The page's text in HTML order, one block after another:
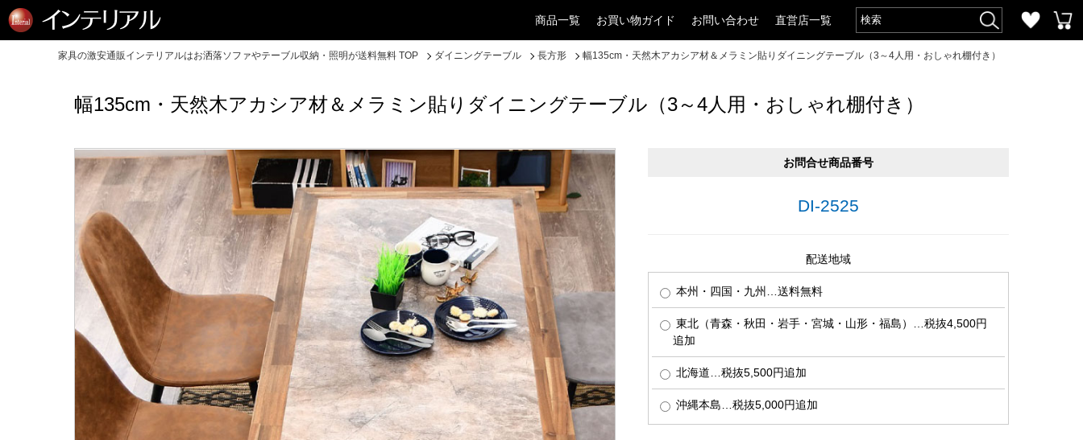
商品一覧 お買い物ガイド お問い合わせ 直営店一覧
家具の激安通販インテリアルはお洒落ソファやテーブル収納・照明が送料無料 TOP ダイニングテーブル 長方形 幅135cm・天然木アカシア材＆メラミン貼りダイニングテーブル（3～4人用・おしゃれ棚付き）
幅135cm・天然木アカシア材＆メラミン貼りダイニングテーブル（3～4人用・おしゃれ棚付き）
お問合せ商品番号
DI-2525
配送地域
本州・四国・九州…送料無料
東北（青森・秋田・岩手・宮城・山形・福島）…税抜4,500円
追加
北海道…税抜5,500円追加
沖縄本島…税抜5,000円追加